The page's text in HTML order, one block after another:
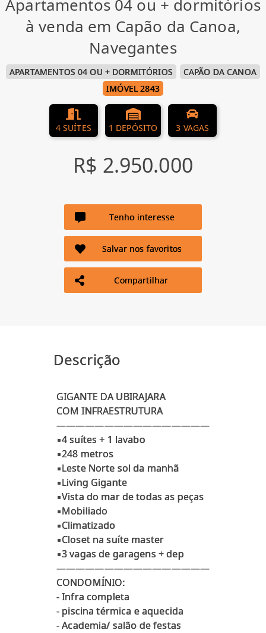
Apartamentos 04 ou + dormitórios
à venda em Capão da Canoa,
Navegantes
APARTAMENTOS 04 OU + DORMITÓRIOS
CAPÃO DA CANOA
IMÓVEL 2843
4 SUÍTES 1 DEPÓSITO 3 VAGAS
R$ 2.950.000
Tenho interesse
Salvar nos favoritos
Compartilhar
Descrição
GIGANTE DA UBIRAJARA
COM INFRAESTRUTURA
————————————————
▪️4 suítes + 1 lavabo
▪️248 metros
▪️Leste Norte sol da manhã
▪️Living Gigante
▪️Vista do mar de todas as peças
▪️Mobiliado
▪️Climatizado
▪️Closet na suíte master
▪️3 vagas de garagens + dep
————————————————
CONDOMÍNIO:
- Infra completa
- ⁠piscina térmica e aquecida
- ⁠Academia/ salão de festas